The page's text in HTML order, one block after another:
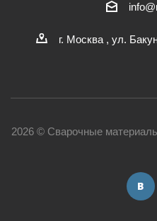
г. Москва , ул.
2026 © Сварочные